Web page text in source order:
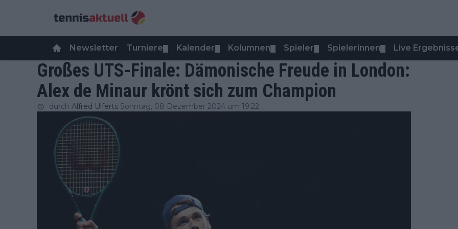
Newsletter Turniere Kalender Kolumnen Spieler Spielerinnen Live
Großes UTS-Finale: Dämonische Freude in London:
Alex de Minaur krönt sich zum Champion
durch Alfred Ulferts Sonntag, 08 Dezember 2024 um 19:22